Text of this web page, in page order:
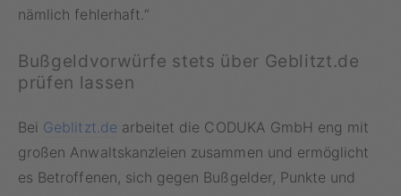
nämlich fehlerhaft.“
Bußgeldvorwürfe stets über Geblitzt.de
prüfen lassen
Bei Geblitzt.de arbeitet die CODUKA GmbH eng mit
großen Anwaltskanzleien zusammen und ermöglicht
es Betroffenen, sich gegen Bußgelder, Punkte und